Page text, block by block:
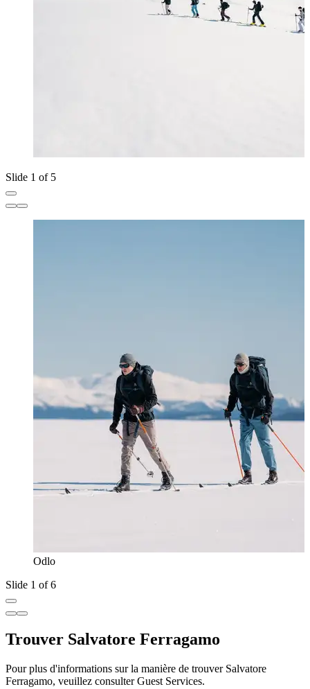
Slide 1 of 5
Odlo
Slide 1 of 6
Trouver Salvatore Ferragamo
Pour plus d'informations sur la manière de trouver Salvatore
Ferragamo, veuillez consulter Guest Services.